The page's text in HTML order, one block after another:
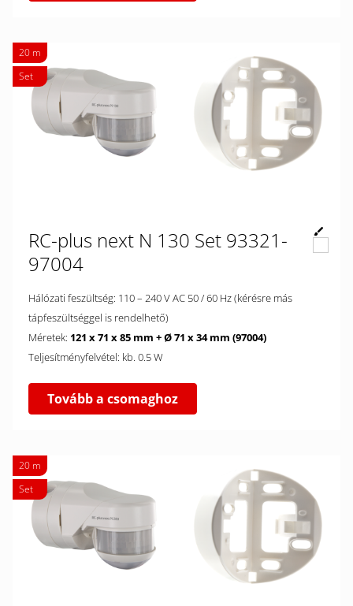
20 m
Set
RC-plus next N 130 Set 93321-
97004
Hálózati feszültség: 110 – 240 V AC 50 / 60 Hz (kérésre más
tápfeszültséggel is rendelhető)
Méretek: 121 x 71 x 85 mm + Ø 71 x 34 mm (97004)
Teljesítményfelvétel: kb. 0.5 W
Tovább a csomaghoz
20 m
Set